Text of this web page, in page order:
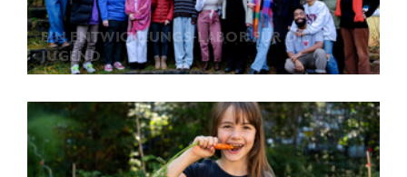
EIN ENTWICKLUNGS-LABOR FÜR DIE
JUGEND